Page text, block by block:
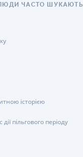
ЧАСТО ШУКАЮТЬ
історією
пільгового періоду